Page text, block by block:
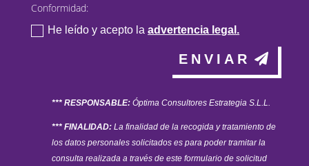
Conformidad:
He leído y acepto laadvertencia legal.
ENVIAR
*** RESPONSABLE: Óptima Consultores Estrategia S.L.L.
*** FINALIDAD:La finalidad de la recogida y tratamiento de
los datos personales solicitados es para poder tramitar la
consulta realizada a través de este formulario de solicitud